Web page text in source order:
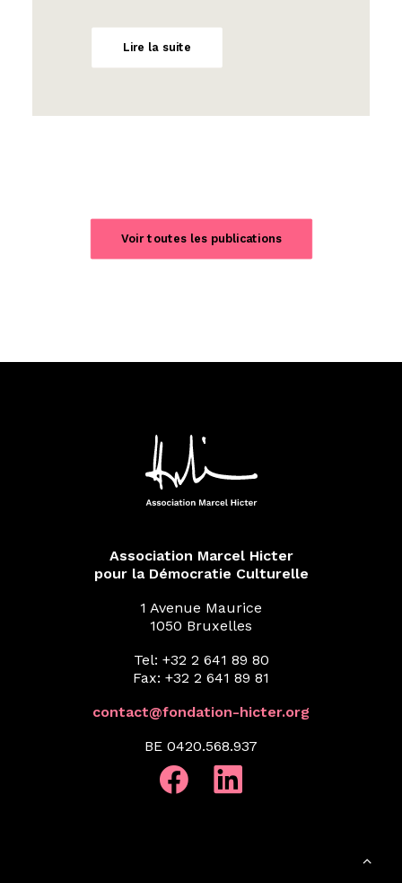
Lire la suite
Voir toutes les publications
Association Marcel Hicter
pour la Démocratie Culturelle
1 Avenue Maurice
1050 Bruxelles
Tel: +32 2 641 89 80
Fax: +32 2 641 89 81
contact@fondation-hicter.org
BE 0420.568.937